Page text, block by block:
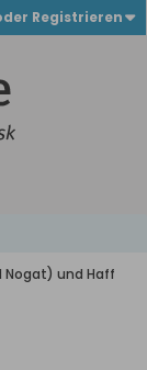
Registrieren
Nogat) und Haff